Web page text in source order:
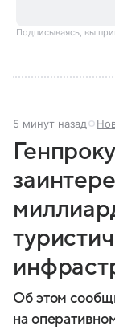
Подписываясь, вы
5 минут назад
Об этом
на